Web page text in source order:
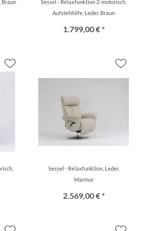
Braun
Sessel - Relaxfunktion 2-motorisch,
Aufstehhilfe, Leder, Braun
1.799,00 € *
Sessel - Relaxfunktion, Leder,
Marmor
2.569,00 € *